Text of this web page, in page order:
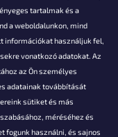
tartalmak és a
a weboldalunkon, mind
információkat használjuk fel,
vonatkozó adatokat. Az
az Ön személyes
adatainak továbbítását
sütiket és más
méréséhez és
fogunk használni, és sajnos